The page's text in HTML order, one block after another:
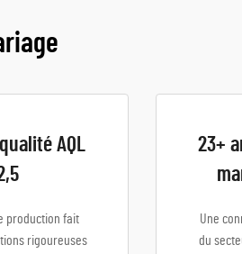
AQL
production fait
rigoureuses
23+
Une
du